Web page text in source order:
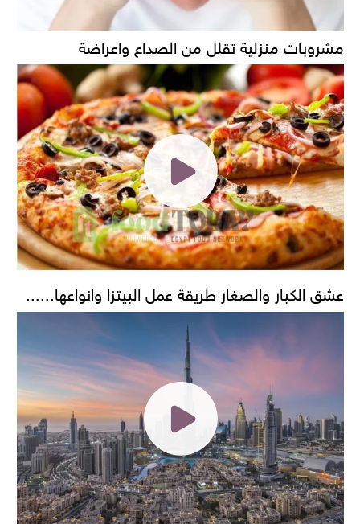
مشروبات منزلية تقلل من الصداع واعراضة
عشق الكبار والصغار طريقة عمل البيتزا وانواعها......